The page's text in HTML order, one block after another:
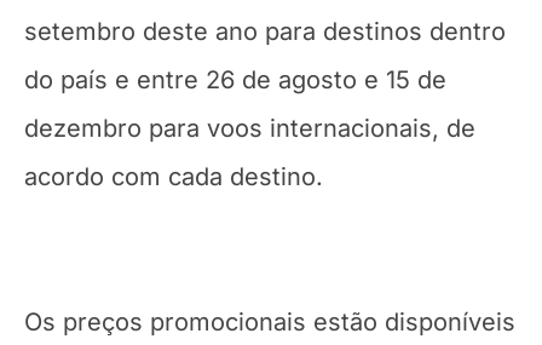
setembro deste ano para destinos dentro
do país e entre 26 de agosto e 15 de
dezembro para voos internacionais, de
acordo com cada destino.
Os preços promocionais estão disponíveis